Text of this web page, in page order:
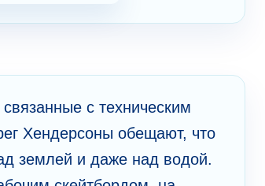
с техническим
Хендерсоны обещают, что
землей и даже над водой.